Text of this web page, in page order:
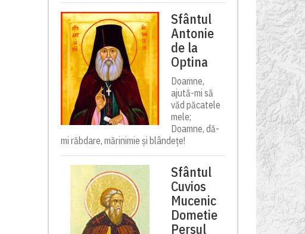
Sfântul
Antonie
de la
Optina
Doamne,
ajută-mi să
văd păcatele
mele;
Doamne, dă-
mi răbdare, mărinimie şi blândeţe!
Sfântul
Cuvios
Mucenic
Dometie
Persul